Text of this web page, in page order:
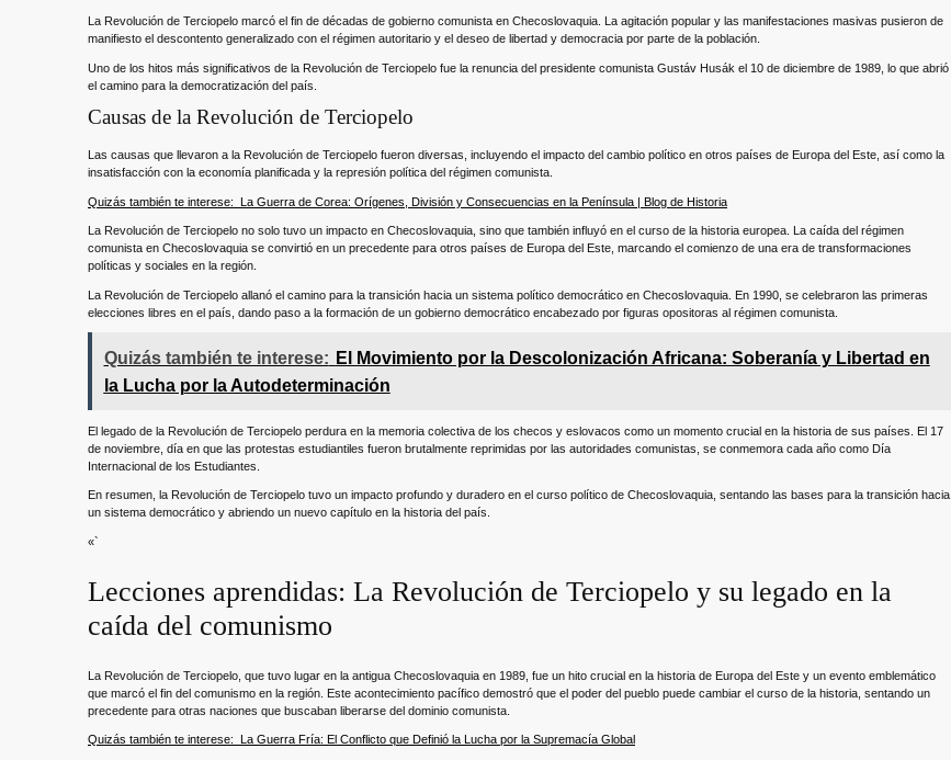
La Revolución de Terciopelo marcó el fin de décadas de gobierno comunista en Checoslovaquia. La agitación popular y las manifestaciones masivas pusieron de
manifiesto el descontento generalizado con el régimen autoritario y el deseo de libertad y democracia por parte de la población.
Uno de los hitos más significativos de la Revolución de Terciopelo fue la renuncia del presidente comunista Gustáv Husák el 10 de diciembre de 1989, lo que abrió
el camino para la democratización del país.
Causas de la Revolución de Terciopelo
Las causas que llevaron a la Revolución de Terciopelo fueron diversas, incluyendo el impacto del cambio político en otros países de Europa del Este, así como la
insatisfacción con la economía planificada y la represión política del régimen comunista.
Quizás también te interese: La Guerra de Corea: Orígenes, División y Consecuencias en la Península | Blog de Historia
La Revolución de Terciopelo no solo tuvo un impacto en Checoslovaquia, sino que también influyó en el curso de la historia europea. La caída del régimen
comunista en Checoslovaquia se convirtió en un precedente para otros países de Europa del Este, marcando el comienzo de una era de transformaciones
políticas y sociales en la región.
La Revolución de Terciopelo allanó el camino para la transición hacia un sistema político democrático en Checoslovaquia. En 1990, se celebraron las primeras
elecciones libres en el país, dando paso a la formación de un gobierno democrático encabezado por figuras opositoras al régimen comunista.
Quizás también te interese: El Movimiento por la Descolonización Africana: Soberanía y Libertad en
la Lucha por la Autodeterminación
El legado de la Revolución de Terciopelo perdura en la memoria colectiva de los checos y eslovacos como un momento crucial en la historia de sus países. El 17
de noviembre, día en que las protestas estudiantiles fueron brutalmente reprimidas por las autoridades comunistas, se conmemora cada año como Día
Internacional de los Estudiantes.
En resumen, la Revolución de Terciopelo tuvo un impacto profundo y duradero en el curso político de Checoslovaquia, sentando las bases para la transición hacia
un sistema democrático y abriendo un nuevo capítulo en la historia del país.
«`
Lecciones aprendidas: La Revolución de Terciopelo y su legado en la
caída del comunismo
La Revolución de Terciopelo, que tuvo lugar en la antigua Checoslovaquia en 1989, fue un hito crucial en la historia de Europa del Este y un evento emblemático
que marcó el fin del comunismo en la región. Este acontecimiento pacífico demostró que el poder del pueblo puede cambiar el curso de la historia, sentando un
precedente para otras naciones que buscaban liberarse del dominio comunista.
Quizás también te interese: La Guerra Fría: El Conflicto que Definió la Lucha por la Supremacía Global